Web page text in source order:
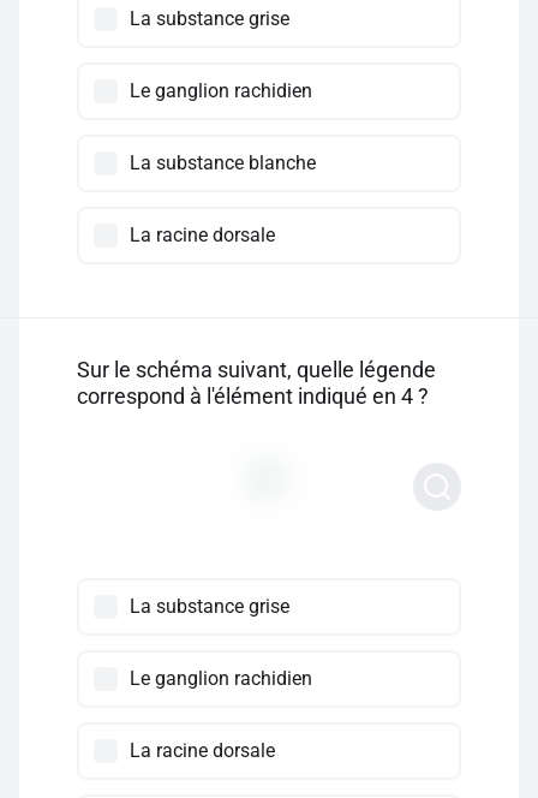
La substance grise
Le ganglion rachidien
La substance blanche
La racine dorsale
Sur le schéma suivant, quelle légende
correspond à l'élément indiqué en 4 ?
La substance grise
Le ganglion rachidien
La racine dorsale